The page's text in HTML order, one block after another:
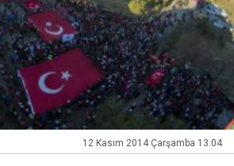
12 Kasım 2014 Çarşamba 13:04